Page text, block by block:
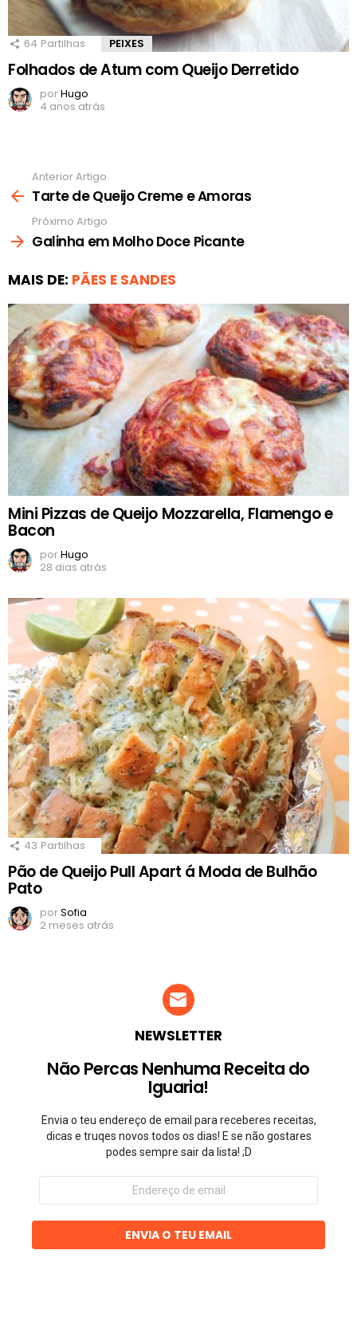
64 Partilhas PEIXES
Folhados de Atum com Queijo Derretido
porHugo
4 anos atrás
mais
Anterior Artigo
Tarte de Queijo Creme e Amoras
Próximo Artigo
Galinha em Molho Doce Picante
MAIS DE: PÃES E SANDES
Mini Pizzas de Queijo Mozzarella, Flamengo e
Bacon
porHugo
28 dias atrás
43 Partilhas
Pão de Queijo Pull Apart á Moda de Bulhão
Pato
porSofia
2 meses atrás
NEWSLETTER
Não Percas Nenhuma Receita do
Iguaria!
Envia o teu endereço de email para receberes receitas,
dicas e truqes novos todos os dias! E se não gostares
podes sempre sair da lista! ;D
Endereço
email
ENVIA O TEU EMAIL